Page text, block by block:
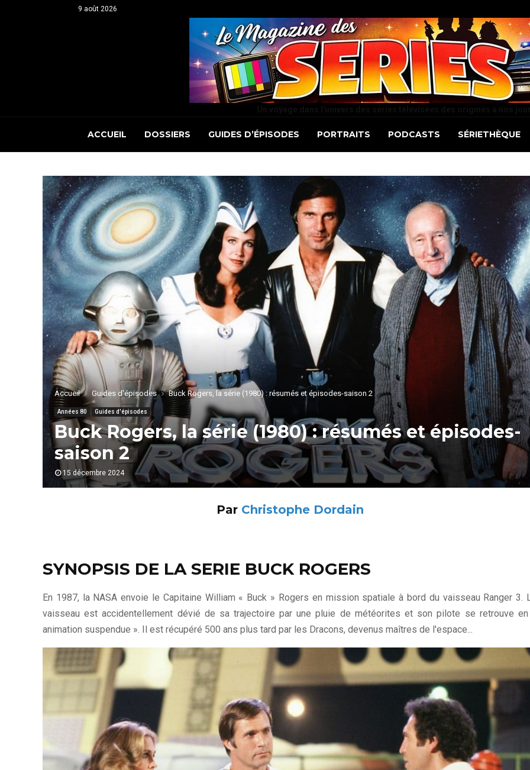
9 août 2026
ACCUEIL DOSSIERS GUIDES D’ÉPISODES PORTRAITS PODCASTS SÉRIETHÈQUE
Accueil Guides d'épisodes Buck Rogers, la série (1980) : résumés et épisodes-saison 2
Années 80 Guides d'épisodes
Buck Rogers, la série (1980) : résumés et épisodes-
saison 2
15 décembre 2024
Par Christophe Dordain
SYNOPSIS DE LA SERIE BUCK ROGERS
En 1987, la NASA envoie le Capitaine William « Buck » Rogers en mission spatiale à bord du vaisseau Ranger 3.
vaisseau est accidentellement dévié de sa trajectoire par une pluie de météorites et son pilote se retrouve en
animation suspendue ». Il est récupéré 500 ans plus tard par les Dracons, devenus maîtres de l'espace...